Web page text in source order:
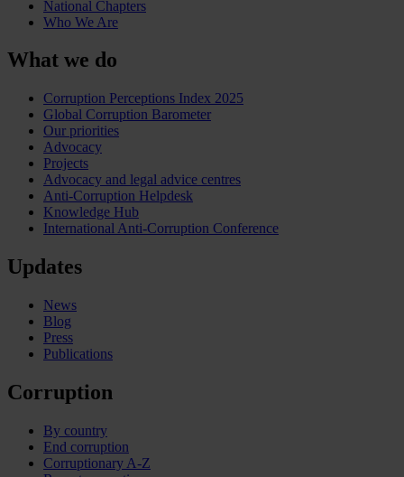
National Chapters
Who We Are
What we do
Corruption Perceptions Index 2025
Global Corruption Barometer
Our priorities
Advocacy
Projects
Advocacy and legal advice centres
Anti-Corruption Helpdesk
Knowledge Hub
International Anti-Corruption Conference
Updates
News
Blog
Press
Publications
Corruption
By country
End corruption
Corruptionary A-Z